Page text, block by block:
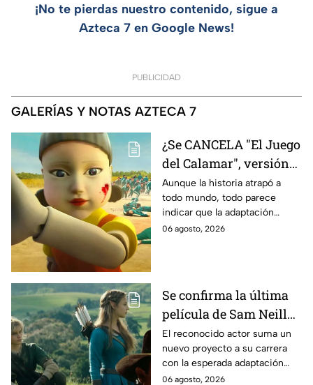
¡No te pierdas nuestro contenido, sigue a
Azteca 7 en Google News!
PUBLICIDAD
GALERÍAS Y NOTAS AZTECA 7
¿Se CANCELA "El Juego
del Calamar", versión
Estados Unidos? Esto
es lo que se sabe al
momento
Aunque la historia atrapó a
todo mundo, todo parece
indicar que la adaptación
podría ser cancelada:
06 agosto, 2026
Se confirma la última
película de Sam Neill
antes de morir: esto es
lo que se sabe hasta
ahora
El reconocido actor suma un
nuevo proyecto a su carrera
con la esperada adaptación
cinematográfica del popular
06 agosto, 2026